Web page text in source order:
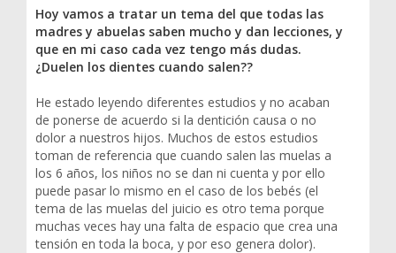
Hoy vamos a tratar un tema del que todas las
madres y abuelas saben mucho y dan lecciones, y
que en mi caso cada vez tengo más dudas.
¿Duelen los dientes cuando salen??
He estado leyendo diferentes estudios y no acaban
de ponerse de acuerdo si la dentición causa o no
dolor a nuestros hijos. Muchos de estos estudios
toman de referencia que cuando salen las muelas a
los 6 años, los niños no se dan ni cuenta y por ello
puede pasar lo mismo en el caso de los bebés (el
tema de las muelas del juicio es otro tema porque
muchas veces hay una falta de espacio que crea una
tensión en toda la boca, y por eso genera dolor).